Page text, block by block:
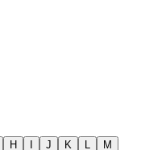
H J K L
M